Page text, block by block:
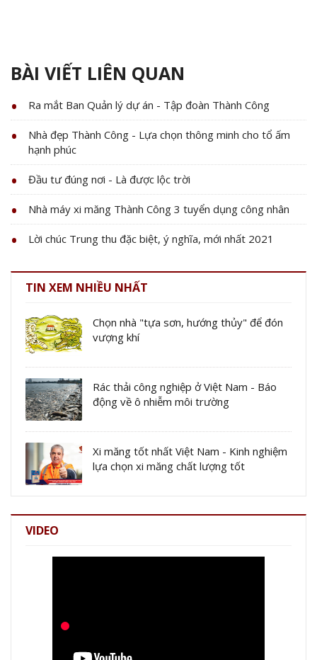
BÀI VIẾT LIÊN QUAN
Ra mắt Ban Quản lý dự án - Tập đoàn Thành Công
Nhà đẹp Thành Công - Lựa chọn thông minh cho tổ ấm
hạnh phúc
Đầu tư đúng nơi - Là được lộc trời
Nhà máy xi măng Thành Công 3 tuyển dụng công nhân
Lời chúc Trung thu đặc biệt, ý nghĩa, mới nhất 2021
TIN XEM NHIỀU NHẤT
Chọn nhà "tựa sơn, hướng thủy" để đón
vượng khí
Rác thải công nghiệp ở Việt Nam - Báo
động về ô nhiễm môi trường
Xi măng tốt nhất Việt Nam - Kinh nghiệm
lựa chọn xi măng chất lượng tốt
VIDEO